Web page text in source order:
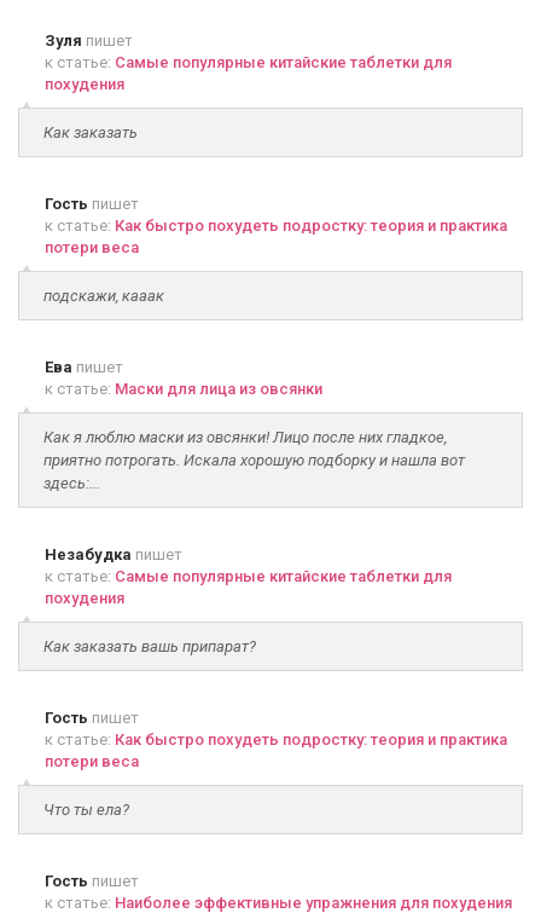
Зуля пишет
к статье: Самые популярные китайские таблетки для
похудения
Как заказать
Гость пишет
к статье: Как быстро похудеть подростку: теория и практика
потери веса
подскажи, кааак
Ева пишет
к статье: Маски для лица из овсянки
Как я люблю маски из овсянки! Лицо после них гладкое,
приятно потрогать. Искала хорошую подборку и нашла вот
здесь:...
Незабудка пишет
к статье: Самые популярные китайские таблетки для
похудения
Как заказать вашь припарат?
Гость пишет
к статье: Как быстро похудеть подростку: теория и практика
потери веса
Что ты ела?
Гость пишет
к статье: Наиболее эффективные упражнения для похудения